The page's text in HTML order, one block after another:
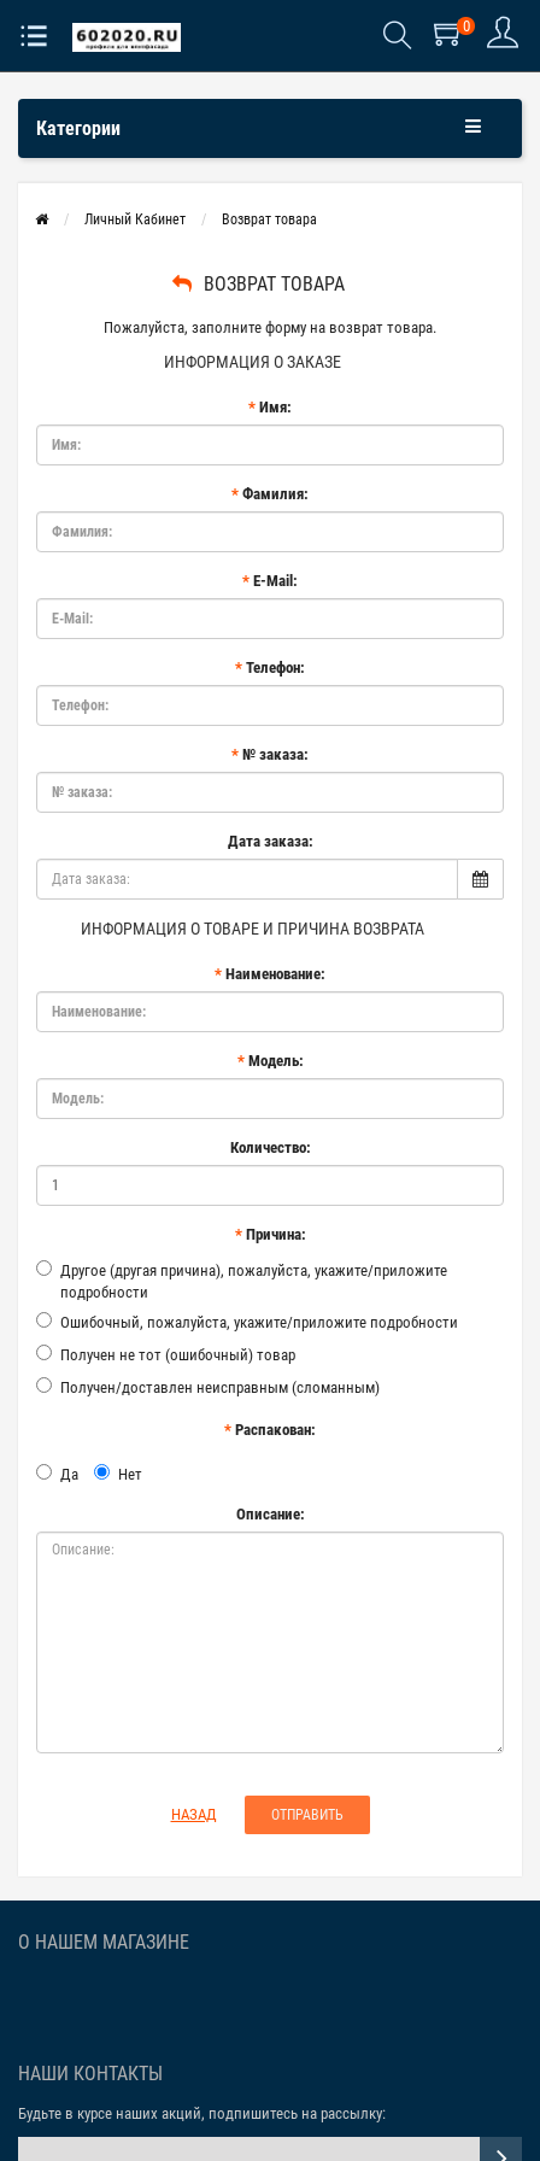
0
Категории
Личный Кабинет Возврат товара
ВОЗВРАТ ТОВАРА
Пожалуйста, заполните форму на возврат товара.
ИНФОРМАЦИЯ О ЗАКАЗЕ
Имя:
Фамилия:
E-Mail:
Телефон:
№ заказа:
Дата заказа:
ИНФОРМАЦИЯ О ТОВАРЕ И ПРИЧИНА ВОЗВРАТА
Наименование:
Модель:
Количество:
Причина:
Другое (другая причина), пожалуйста, укажите/приложите
подробности
Ошибочный, пожалуйста, укажите/приложите подробности
Получен не тот (ошибочный) товар
Получен/доставлен неисправным (сломанным)
Распакован:
Да Нет
Описание:
НАЗАД
О НАШЕМ МАГАЗИНЕ
НАШИ КОНТАКТЫ
Будьте в курсе наших акций, подпишитесь на рассылку: